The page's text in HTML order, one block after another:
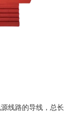
线路的导线，总长